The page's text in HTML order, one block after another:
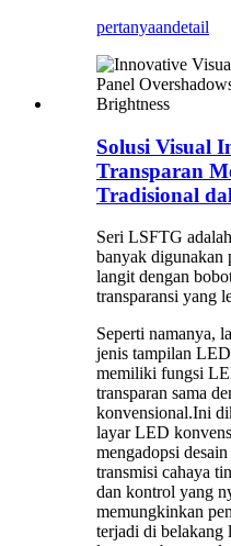
pertanyaandetail
Solusi Visual
Transparan
Tradisional
Seri LSFTG
banyak digunakan
langit dengan
transparansi yang
Seperti namanya,
jenis tampilan
memiliki fungsi
transparan sama
konvensional.Ini
layar LED
mengadopsi
transmisi cahaya
dan kontrol yang
memungkinkan
terjadi di belakang